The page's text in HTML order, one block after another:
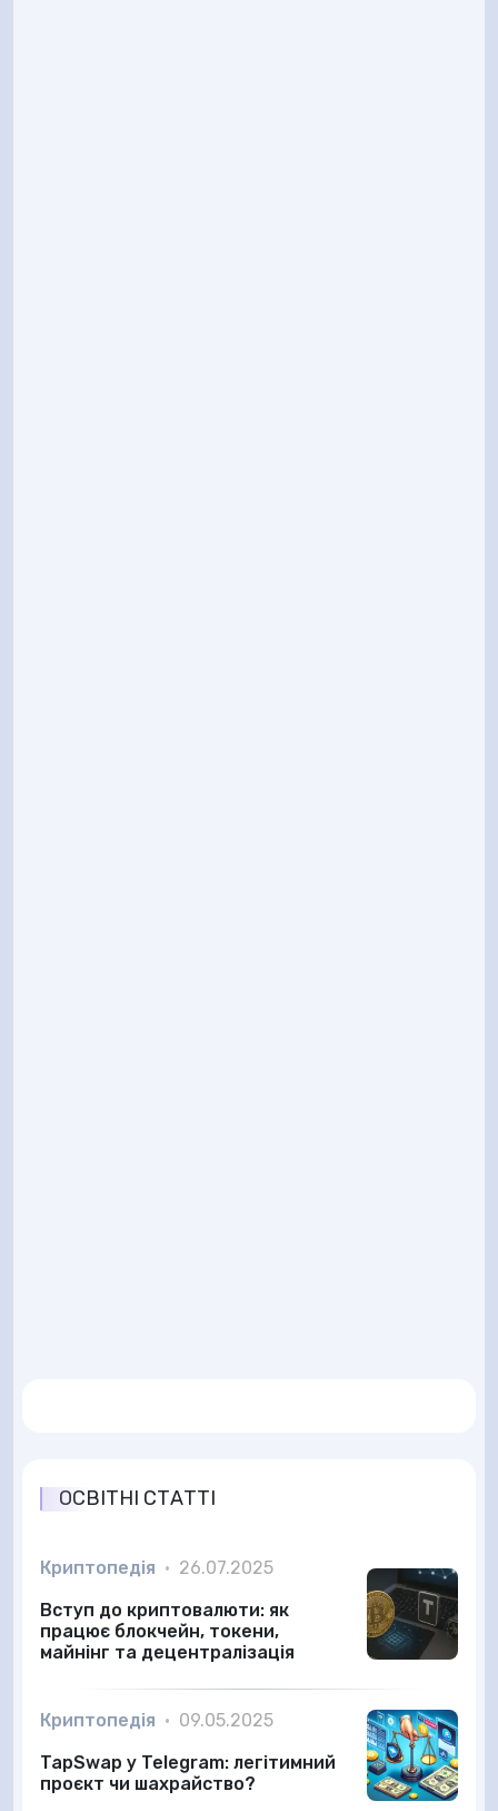
ОСВІТНІ СТАТТІ
Криптопедія • 26.07.2025
Вступ до криптовалюти: як
працює блокчейн, токени,
майнінг та децентралізація
Криптопедія • 09.05.2025
TapSwap у Telegram: легітимний
проєкт чи шахрайство?